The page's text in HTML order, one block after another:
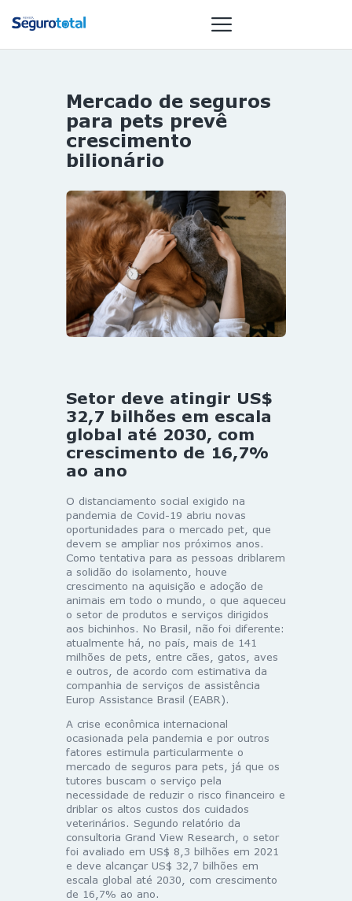
NOTÍCIAS
REVISTA
ESPECIAIS
OURO
ST SUMMIT
MULHERES
GESTORAS
HOMEST
HOME
Mercado de seguros
para pets prevê
crescimento
bilionário
Setor deve atingir US$
32,7 bilhões em escala
global até 2030, com
crescimento de 16,7%
ao ano
O distanciamento social exigido na
pandemia de Covid-19 abriu novas
oportunidades para o mercado pet, que
devem se ampliar nos próximos anos.
Como tentativa para as pessoas driblarem
a solidão do isolamento, houve
crescimento na aquisição e adoção de
animais em todo o mundo, o que aqueceu
o setor de produtos e serviços dirigidos
aos bichinhos. No Brasil, não foi diferente:
atualmente há, no país, mais de 141
milhões de pets, entre cães, gatos, aves
e outros, de acordo com estimativa da
companhia de serviços de assistência
Europ Assistance Brasil (EABR).
A crise econômica internacional
ocasionada pela pandemia e por outros
fatores estimula particularmente o
mercado de seguros para pets, já que os
tutores buscam o serviço pela
necessidade de reduzir o risco financeiro e
driblar os altos custos dos cuidados
veterinários. Segundo relatório da
consultoria Grand View Research, o setor
foi avaliado em US$ 8,3 bilhões em 2021
e deve alcançar US$ 32,7 bilhões em
escala global até 2030, com crescimento
de 16,7% ao ano.